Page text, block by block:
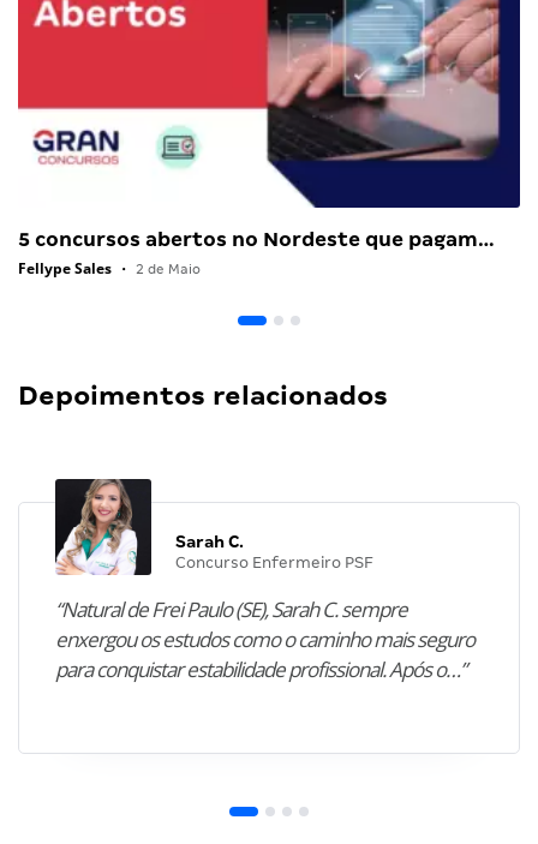
5 concursos abertos no Nordeste que pagam…
Fellype Sales • 2 de Maio
Depoimentos relacionados
Sarah C.
Concurso Enfermeiro PSF
“Natural de Frei Paulo (SE), Sarah C. sempre
enxergou os estudos como o caminho mais seguro
para conquistar estabilidade profissional. Após o…”